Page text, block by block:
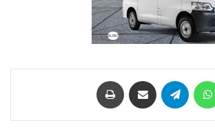
واتساب تيلقرام مشاركة عبر البريد